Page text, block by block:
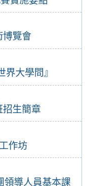
博覽會
大學問』
招生簡章
作坊
領導人員基本課